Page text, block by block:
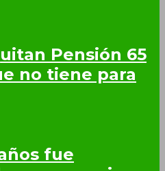
Pensión 65
no tiene para
fue